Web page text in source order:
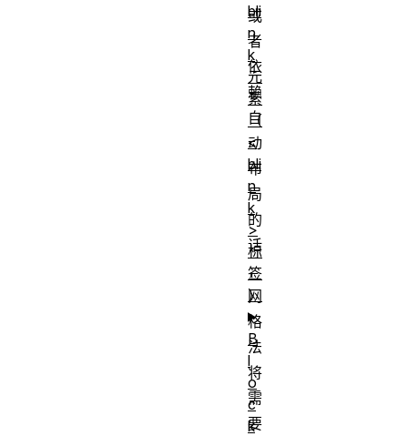
或
者
依
赖
自
动
布
局
的
话
，
网
格
法
将
需
要
bli
n
k
元
素
（
<
bli
n
k
>
标
签
）
B
l
o
c
k